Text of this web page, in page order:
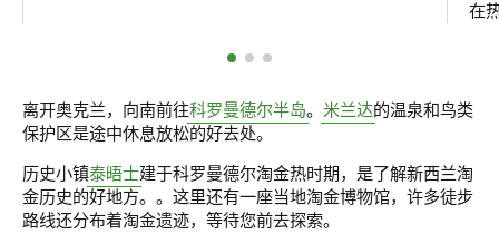
在
离开奥克兰，向南前往科罗曼德尔半岛。 米兰达的温泉和鸟类
保护区是途中休息放松的好去处。
历史小镇泰晤士建于科罗曼德尔淘金热时期，是了解新西兰淘
金历史的好地方。。这里还有一座当地淘金博物馆，许多徒步
路线还分布着淘金遗迹，等待您前去探索。